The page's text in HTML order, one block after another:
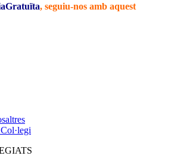
, seguiu-nos amb aquest